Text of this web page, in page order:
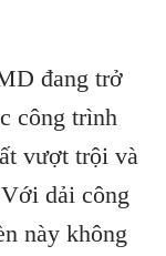
đang trở
công trình
vượt trội và
dải công
này không